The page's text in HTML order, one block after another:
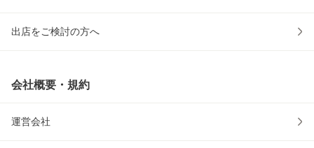
出店をご検討の方へ
会社概要・規約
運営会社